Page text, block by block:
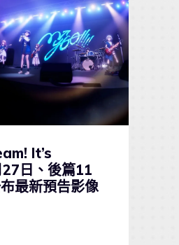
It’s
日、後篇11
最新預告影像